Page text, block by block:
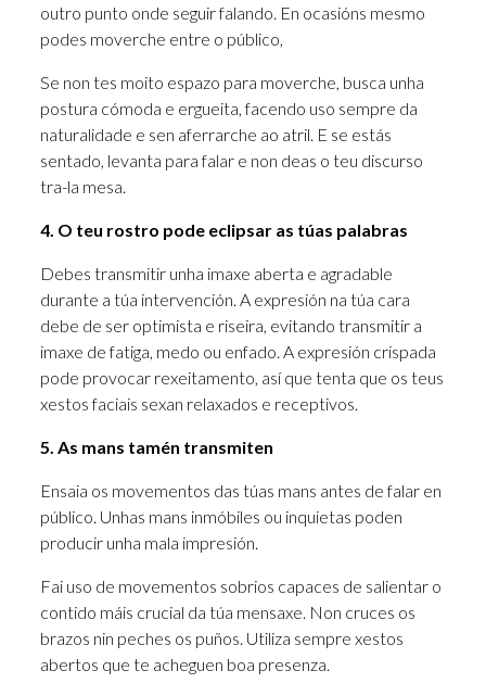
outro punto onde seguir falando. En ocasións mesmo
podes moverche entre o público,
Se non tes moito espazo para moverche, busca unha
postura cómoda e ergueita, facendo uso sempre da
naturalidade e sen aferrarche ao atril. E se estás
sentado, levanta para falar e non deas o teu discurso
tra-la mesa.
4. O teu rostro pode eclipsar as túas palabras
Debes transmitir unha imaxe aberta e agradable
durante a túa intervención. A expresión na túa cara
debe de ser optimista e riseira, evitando transmitir a
imaxe de fatiga, medo ou enfado. A expresión crispada
pode provocar rexeitamento, así que tenta que os teus
xestos faciais sexan relaxados e receptivos.
5. As mans tamén transmiten
Ensaia os movementos das túas mans antes de falar en
público. Unhas mans inmóbiles ou inquietas poden
producir unha mala impresión.
Fai uso de movementos sobrios capaces de salientar o
contido máis crucial da túa mensaxe. Non cruces os
brazos nin peches os puños. Utiliza sempre xestos
abertos que te acheguen boa presenza.